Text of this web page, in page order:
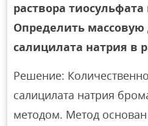
раствора тиосульфата
Определить массовую
салицилата натрия в
Решение:
салицилата натрия
методом. Метод